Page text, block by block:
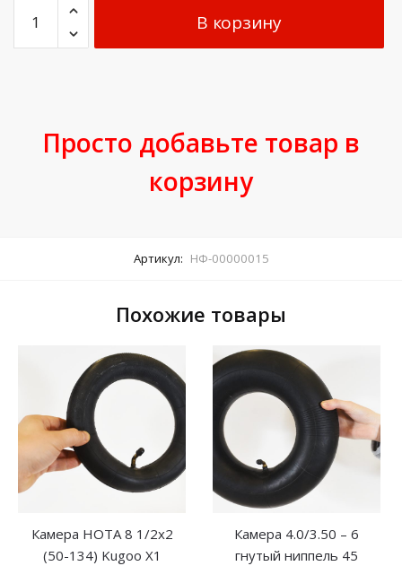
В корзину
Просто добавьте товар в
корзину
Артикул: НФ-00000015
Похожие товары
Камера HOTA 8 1/2х2
(50-134) Kugoo X1
Камера 4.0/3.50 – 6
гнутый ниппель 45